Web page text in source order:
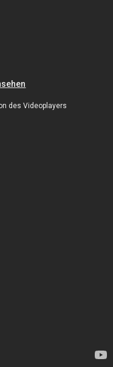
des Videoplayers